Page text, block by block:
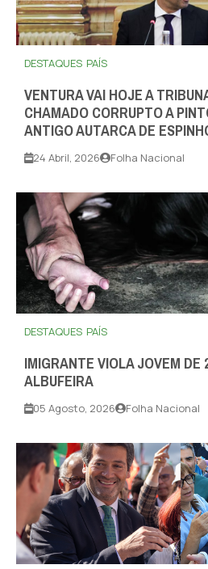
DESTAQUES PAÍS
VENTURA VAI HOJE A
CHAMADO CORRUPTO A
ANTIGO AUTARCA DE
24 Abril, 2026 Folha Nacional
DESTAQUES PAÍS
IMIGRANTE VIOLA JOVEM DE
ALBUFEIRA
05 Agosto, 2026 Folha Nacional